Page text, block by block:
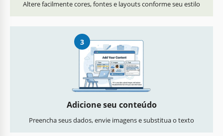
Altere facilmente cores, fontes e layouts conforme seu estilo
3
Adicione seu conteúdo
Preencha seus dados, envie imagens e substitua o texto